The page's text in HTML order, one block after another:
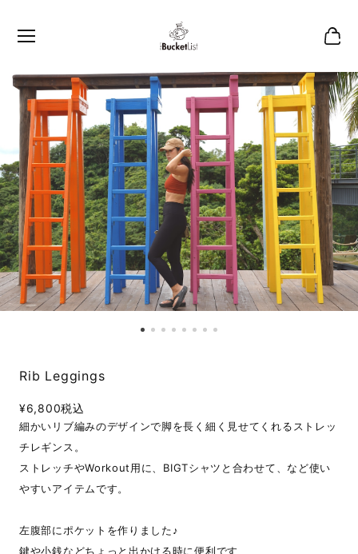
Rib Leggings
¥6,800税込
細かいリブ編みのデザインで脚を長く細く見せてくれるストレッ
チレギンス。
ストレッチやWorkout用に、BIGTシャツと合わせて、など使い
やすいアイテムです。
左腹部にポケットを作りました♪
鍵や小銭などちょっと出かける時に便利です